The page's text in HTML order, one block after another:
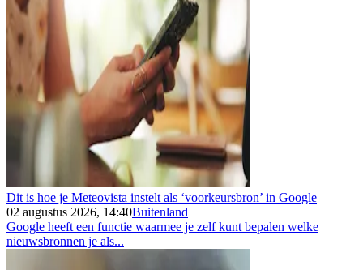
Dit is hoe je Meteovista instelt als ‘voorkeursbron’ in Google
02 augustus 2026, 14:40Buitenland
Google heeft een functie waarmee je zelf kunt bepalen welke
nieuwsbronnen je als...